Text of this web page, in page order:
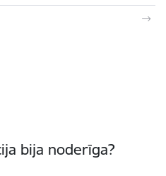
bija noderīga?